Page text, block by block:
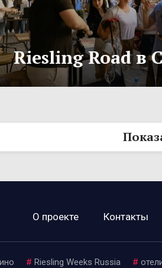
Riesling Road в
О проекте Контакты
# Riesling Weeks Russia #